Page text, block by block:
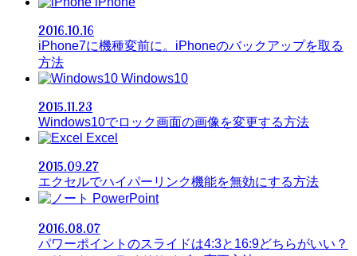
2016.10.16
iPhone7に機種変前に。iPhoneのバックアップを取る
方法
Windows10
2015.11.23
Windows10でロック画面の画像を変更する方法
Excel
2015.09.27
エクセルでハイパーリンク機能を無効にする方法
PowerPoint
2016.08.07
パワーポイントのスライドは4:3と16:9どちらがいい？